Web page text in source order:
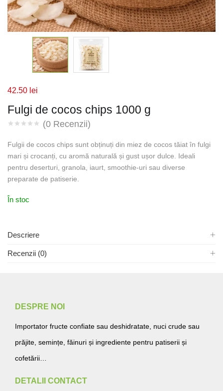
Fulgi de cocos chips 1000 g
(0 Recenzii)
42.50 lei
Fulgii de cocos chips sunt obținuți din miez de cocos tăiat în fulgi
mari și crocanți, cu aromă naturală și gust ușor dulce. Ideali
pentru deserturi, granola, iaurt, smoothie-uri sau diverse
preparate de patiserie.
În stoc
Descriere
Recenzii (0)
DESPRE NOI
Importator fructe confiate sau deshidratate, nuci crude sau
prăjite, semințe, făinuri și ingrediente pentru patiserii și
cofetării…
DETALII CONTACT